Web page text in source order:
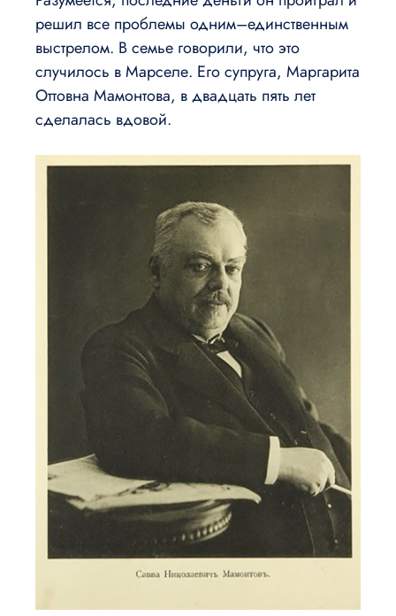
решил все проблемы одним–единственным
выстрелом. В семье говорили, что это
случилось в Марселе. Его супруга, Маргарита
Оттовна Мамонтова, в двадцать пять лет
сделалась вдовой.